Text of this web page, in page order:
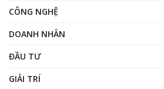
CÔNG NGHỆ
DOANH NHÂN
ĐẦU TƯ
GIẢI TRÍ